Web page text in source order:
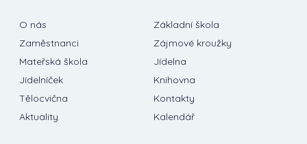
O nás
Základní škola
Zaměstnanci
Zájmové kroužky
Mateřská škola
Jídelna
Jídelníček
Knihovna
Tělocvična
Kontakty
Aktuality
Kalendář